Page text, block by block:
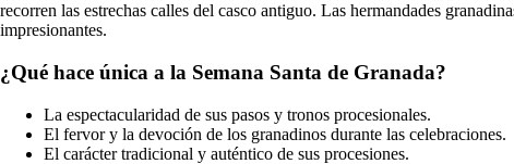
recorren las estrechas calles del casco antiguo. Las hermandades
impresionantes.
¿Qué hace única a la Semana Santa de Granada?
La espectacularidad de sus pasos y tronos procesionales.
El fervor y la devoción de los granadinos durante las celebraciones.
El carácter tradicional y auténtico de sus procesiones.